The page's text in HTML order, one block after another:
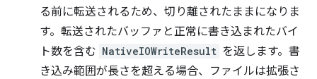
る前に転送されるため、切り離されたままになりま
す。転送されたバッファと正常に書き込まれたバイ
ト数を含む NativeIOWriteResult を返します。書
き込み範囲が長さを超える場合、ファイルは拡張さ